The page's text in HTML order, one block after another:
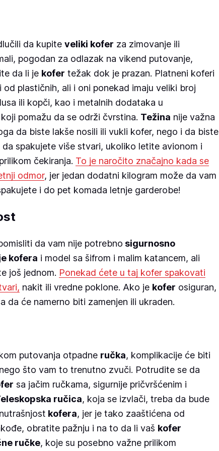
da kupite veliki kofer za zimovanje ili
pogodan za odlazak na vikend putovanje,
da li je kofer težak dok je prazan. Platneni koferi
od plastičnih, ali i oni ponekad imaju veliki broj
ili kopči, kao i metalnih dodataka u
pomažu da se održi čvrstina. Težina nije važna
da biste lakše nosili ili vukli kofer, nego i da biste
da spakujete više stvari, ukoliko letite avionom i
prilikom čekiranja. To je naročito značajno kada se
odmor, jer jedan dodatni kilogram može da vam
i do pet komada letnje garderobe!
da vam nije potrebno sigurnosno
kofera i model sa šifrom i malim katancem, ali
još jednom. Ponekad ćete u taj kofer spakovati
nakit ili vredne poklone. Ako je kofer osiguran,
da će namerno biti zamenjen ili ukraden.
putovanja otpadne ručka, komplikacije će biti
što vam to trenutno zvuči. Potrudite se da
sa jačim ručkama, sigurnije pričvršćenim i
ručica, koja se izvlači, treba da bude
kofera, jer je tako zaaštićena od
obratite pažnju i na to da li vaš kofer
ručke, koje su posebno važne prilikom